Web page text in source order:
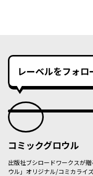
レーベルをフォロ
コミックグロウル
出版社ブシロードワークスが
ウル」オリジナル/コミカライ